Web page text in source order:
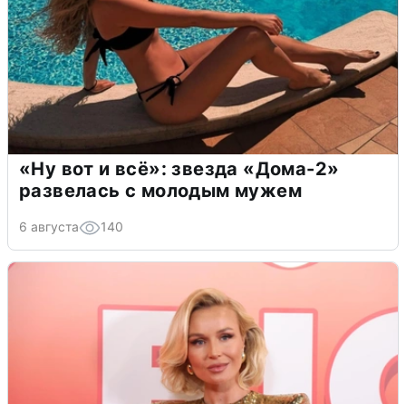
«Ну вот и всё»: звезда «Дома-2»
развелась с молодым мужем
6 августа 140